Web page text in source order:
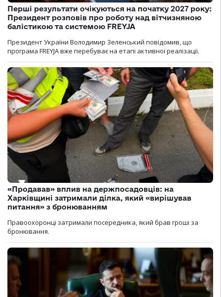
Перші результати очікуються на початку 2027 року:
Президент розповів про роботу над вітчизняною
балістикою та системою FREYJA
Президент України Володимир Зеленський повідомив, що
програма FREYJA вже перебуває на етапі активної реалізації.
«Продавав» вплив на держпосадовців: на
Харківщині затримали ділка, який «вирішував
питання» з бронюванням
Правоохоронці затримали посередника, який брав гроші за
бронювання.